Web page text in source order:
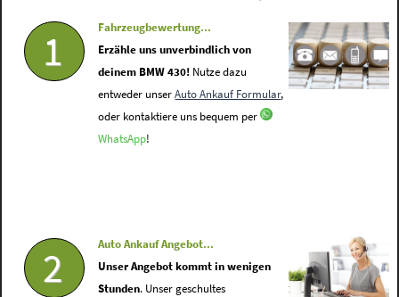
1
Fahrzeugbewertung...
Erzähle uns unverbindlich von
deinem BMW 430! Nutze dazu
entweder unserAuto Ankauf Formular,
oder kontaktiere uns bequem per
WhatsApp!
2
Auto Ankauf Angebot...
Unser Angebot kommt in wenigen
Stunden. Unser geschultes